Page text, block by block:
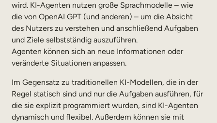
wird. KI-Agenten nutzen große Sprachmodelle – wie
die von OpenAI GPT (und anderen) – um die Absicht
des Nutzers zu verstehen und anschließend Aufgaben
und Ziele selbstständig auszuführen.
Agenten können sich an neue Informationen oder
veränderte Situationen anpassen.
Im Gegensatz zu traditionellen KI-Modellen, die in der
Regel statisch sind und nur die Aufgaben ausführen, für
die sie explizit programmiert wurden, sind KI-Agenten
dynamisch und flexibel. Außerdem können sie mit